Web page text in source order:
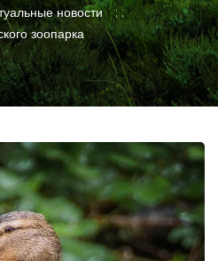
новости
зоопарка